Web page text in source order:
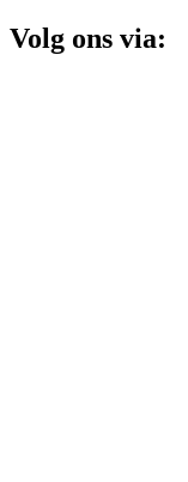
Volg ons via: